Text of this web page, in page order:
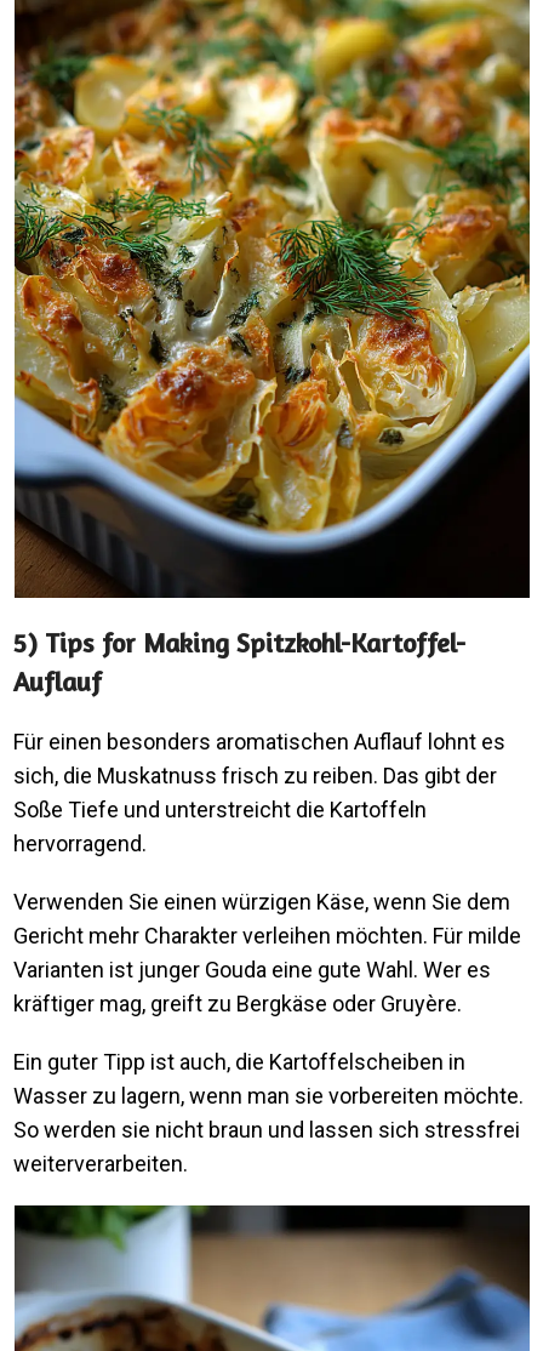
5) Tips for Making Spitzkohl-Kartoffel-
Auflauf
Für einen besonders aromatischen Auflauf lohnt es
sich, die Muskatnuss frisch zu reiben. Das gibt der
Soße Tiefe und unterstreicht die Kartoffeln
hervorragend.
Verwenden Sie einen würzigen Käse, wenn Sie dem
Gericht mehr Charakter verleihen möchten. Für milde
Varianten ist junger Gouda eine gute Wahl. Wer es
kräftiger mag, greift zu Bergkäse oder Gruyère.
Ein guter Tipp ist auch, die Kartoffelscheiben in
Wasser zu lagern, wenn man sie vorbereiten möchte.
So werden sie nicht braun und lassen sich stressfrei
weiterverarbeiten.